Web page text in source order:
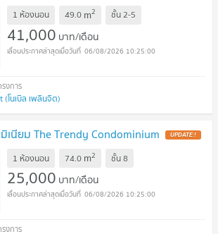
1 ห้องนอน 49.0 m2 ชั้น2-5
41,000 บาท/เดือน
06/08/2026 10:25:00
(โนเบิล เพลินจิต)
เนียม The Trendy Condominium
1 ห้องนอน 74.0 m2 ชั้น8
25,000 บาท/เดือน
06/08/2026 10:25:00